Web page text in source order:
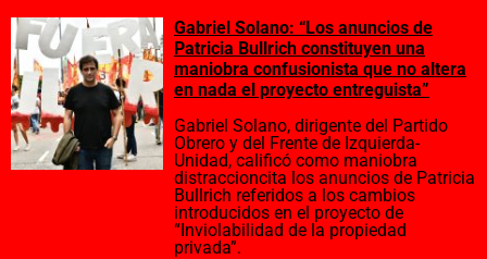
Gabriel Solano: “Los anuncios de
Patricia Bullrich constituyen una
maniobra confusionista que no altera
en nada el proyecto entreguista”
Gabriel Solano, dirigente del Partido
Obrero y del Frente de Izquierda-
Unidad, calificó como maniobra
distraccioncita los anuncios de Patricia
Bullrich referidos a los cambios
introducidos en el proyecto de
“Inviolabilidad de la propiedad
privada”.